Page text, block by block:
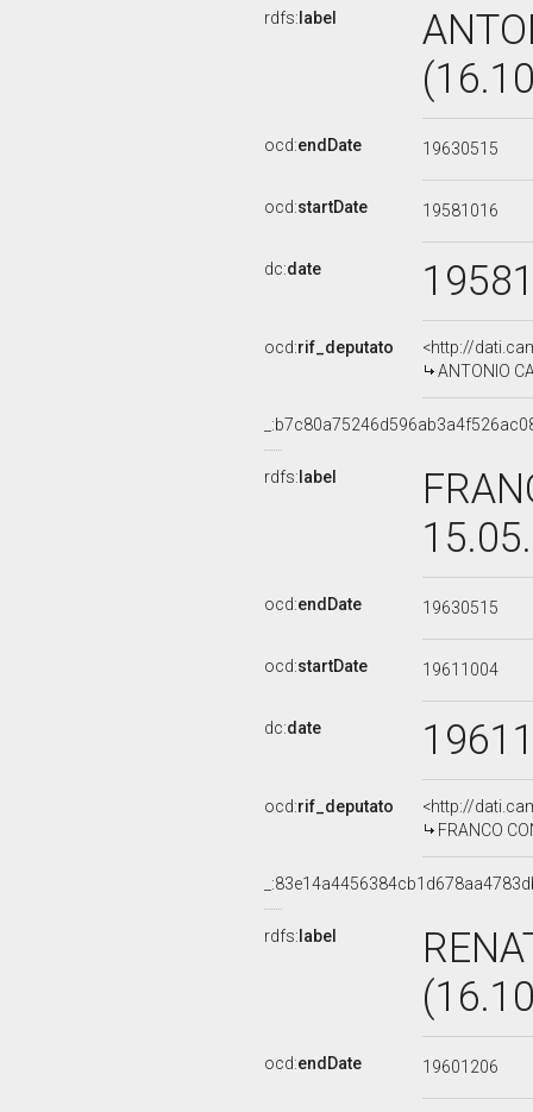
rdfs: label
ocd:endDate 19630515
ocd:startDate 19581016
dc:date
ocd:rif_deputato
<http://
ANTONIO
rdfs: label
ocd:endDate 19630515
ocd:startDate 19611004
dc:date
ocd:rif_deputato
<http://
FRANCO
rdfs: label
ocd:endDate 19601206